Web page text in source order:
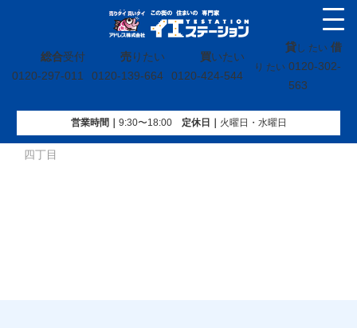
総合受付
0120-297-011
売りたい
0120-139-664
買いたい
0120-424-544
貸し たい 借
り たい 0120-302-
563
営業時間｜ 9:30〜18:00定休⽇｜ 火曜⽇・水曜⽇
イエステーション»売買実績»戸建»茨城県日立市滑川本町
四丁目